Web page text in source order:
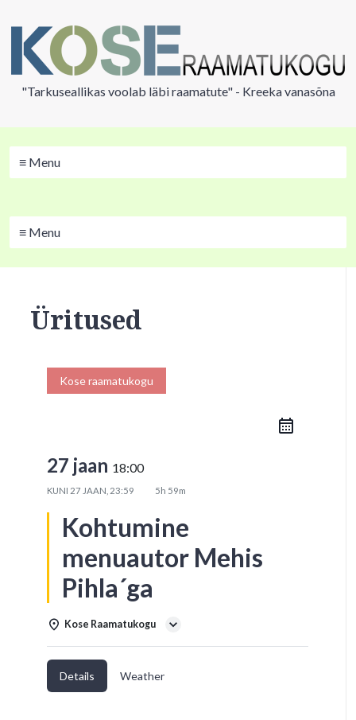
"Tarkuseallikas voolab läbi raamatute" - Kreeka vanasõna
≡ Menu
≡ Menu
Üritused
Kose raamatukogu
27 jaan 18:00
KUNI 27 JAAN, 23:59 5h 59m
Kohtumine
menuautor Mehis
Pihla´ga
Kose Raamatukogu
Details Weather